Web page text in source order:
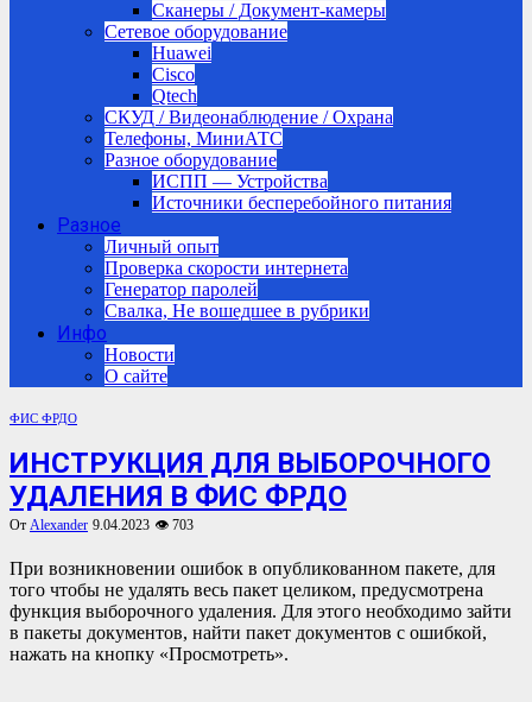
Сканеры / Документ-камеры
Сетевое оборудование
Huawei
Cisco
Qtech
СКУД / Видеонаблюдение / Охрана
Телефоны, МиниАТС
Разное оборудование
ИСПП — Устройства
Источники бесперебойного питания
Разное
Личный опыт
Проверка скорости интернета
Генератор паролей
Свалка, Не вошедшее в рубрики
Инфо
Новости
О сайте
ФИС ФРДО
ИНСТРУКЦИЯ ДЛЯ ВЫБОРОЧНОГО
УДАЛЕНИЯ В ФИС ФРДО
От Alexander 9.04.2023 👁 703
При возникновении ошибок в опубликованном пакете, для
того чтобы не удалять весь пакет целиком, предусмотрена
функция выборочного удаления. Для этого необходимо зайти
в пакеты документов, найти пакет документов с ошибкой,
нажать на кнопку «Просмотреть».